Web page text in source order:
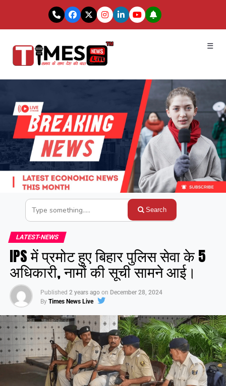
☰
Search
LATEST-NEWS
IPS में प्रमोट हुए बिहार पुलिस सेवा के 5
अधिकारी, नामों की सूची सामने आई।
Published 2 years ago on December 28, 2024
By Times News Live